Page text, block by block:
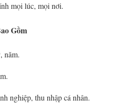
mọi lúc, mọi nơi.
Gồm
năm.
nghiệp, thu nhập cá nhân.